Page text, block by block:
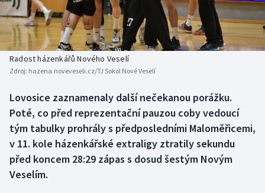
Basketbal
Biatlon
Boby a skeleton
Box
Curling
Florbal
Historické návraty
Aplikace ČT sport
AZ kvíz
Radost házenkářů Nového Veselí
Zdroj: hazena.noveveseli.cz/TJ Sokol Nové Veselí
Lovosice zaznamenaly další nečekanou porážku.
Poté, co před reprezentační pauzou coby vedoucí
tým tabulky prohrály s předposledními Maloměřicemi,
v 11. kole házenkářské extraligy ztratily sekundu
před koncem 28:29 zápas s dosud šestým Novým
Veselím.